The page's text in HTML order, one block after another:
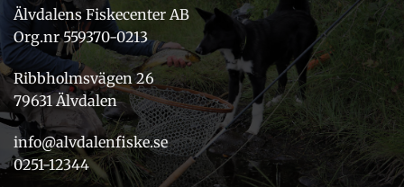
Älvdalens Fiskecenter AB
Org.nr 559370-0213
Ribbholmsvägen 26
79631 Älvdalen
info@alvdalenfiske.se
0251-12344